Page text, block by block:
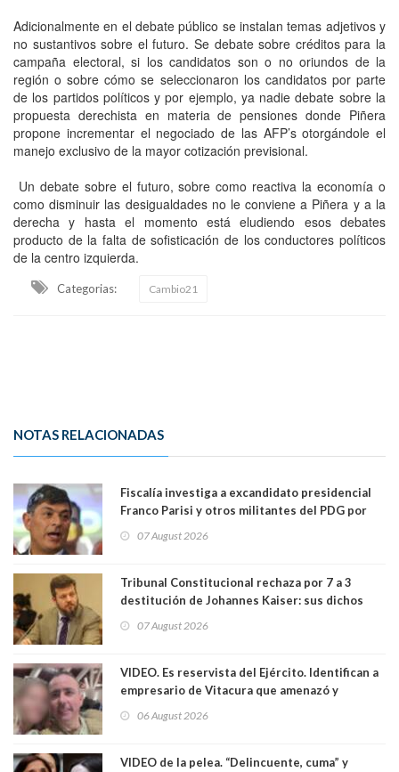
Adicionalmente en el debate público se instalan temas adjetivos y
no sustantivos sobre el futuro. Se debate sobre créditos para la
campaña electoral, si los candidatos son o no oriundos de la
región o sobre cómo se seleccionaron los candidatos por parte
de los partidos políticos y por ejemplo, ya nadie debate sobre la
propuesta derechista en materia de pensiones donde Piñera
propone incrementar el negociado de las AFP’s otorgándole el
manejo exclusivo de la mayor cotización previsional.
Un debate sobre el futuro, sobre como reactiva la economía o
como disminuir las desigualdades no le conviene a Piñera y a la
derecha y hasta el momento está eludiendo esos debates
producto de la falta de sofisticación de los conductores políticos
de la centro izquierda.
Categorias: Cambio21
NOTAS RELACIONADAS
Fiscalía investiga a excandidato presidencial
Franco Parisi y otros militantes del PDG por
07 August 2026
Tribunal Constitucional rechaza por 7 a 3
destitución de Johannes Kaiser: sus dichos
justicia constitucional porque no es diputado
07 August 2026
VIDEO. Es reservista del Ejército. Identifican a
empresario de Vitacura que amenazó y
al "ring raja". Se trata de Andrés Arrieta y la
06 August 2026
VIDEO de la pelea. “Delincuente, cuma” y